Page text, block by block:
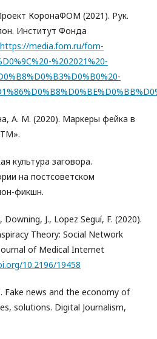
КоронаФОМ (2021). Рук.
Институт Фонда
https://media.fom.ru/fom-
%202021%20-
А. М. (2020). Маркеры фейка в
культура заговора.
на постсоветском
фикшн.
Downing, J., Lopez Seguí, F. (2020).
Theory: Social Network
of Medical Internet
10.2196/19458
Fake news and the economy of
solutions. Digital Journalism,